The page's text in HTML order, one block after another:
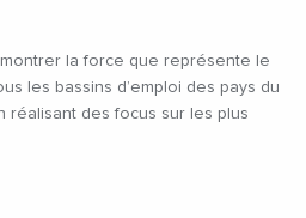
la force que représente le
les bassins d’emploi des pays du
réalisant des focus sur les plus